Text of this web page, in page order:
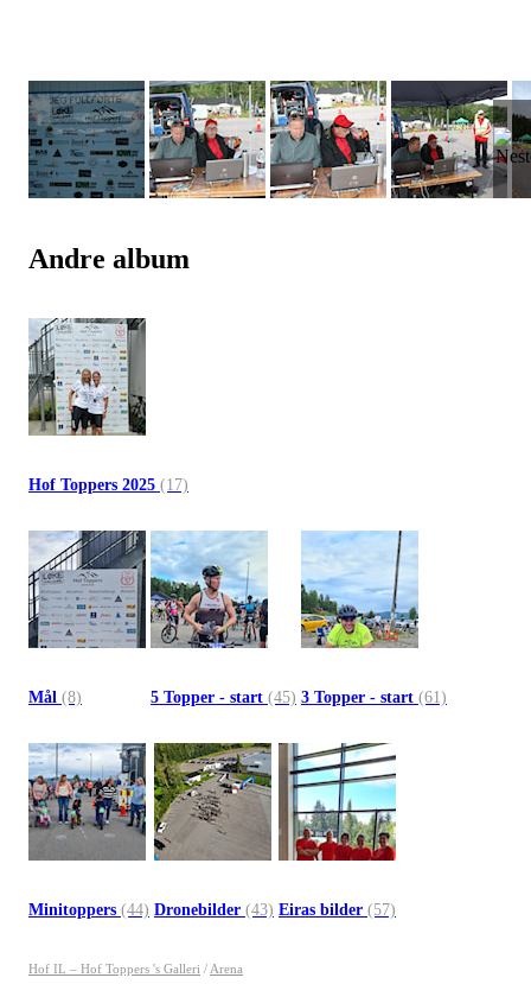
Andre album
Hof Toppers 2025 (17)
Mål (8) 5 Topper - start (45) 3 Topper - start (61)
Minitoppers (44) Dronebilder (43) Eiras bilder (57)
Hof IL – Hof Toppers 's Galleri / Arena